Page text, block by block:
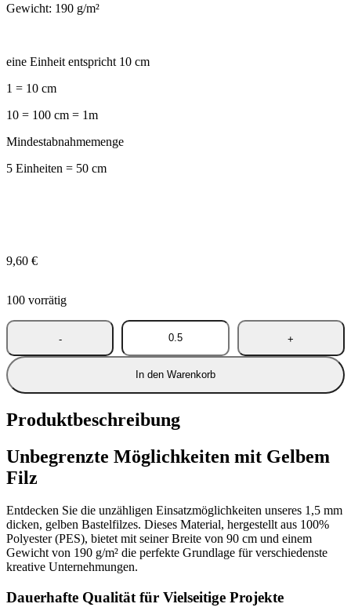
Gewicht: 190 g/m²
eine Einheit entspricht 10 cm
1 = 10 cm
10 = 100 cm = 1m
Mindestabnahmemenge
5 Einheiten = 50 cm
9,60 €
100 vorrätig
In den Warenkorb
Produktbeschreibung
Unbegrenzte Möglichkeiten mit Gelbem
Filz
Entdecken Sie die unzähligen Einsatzmöglichkeiten unseres 1,5 mm
dicken, gelben Bastelfilzes. Dieses Material, hergestellt aus 100%
Polyester (PES), bietet mit seiner Breite von 90 cm und einem
Gewicht von 190 g/m² die perfekte Grundlage für verschiedenste
kreative Unternehmungen.
Dauerhafte Qualität für Vielseitige Projekte